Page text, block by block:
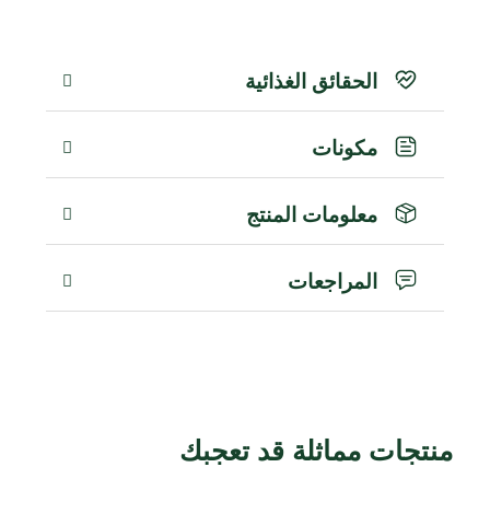
الحقائق الغذائية
مكونات
معلومات المنتج
المراجعات
منتجات مماثلة قد تعجبك